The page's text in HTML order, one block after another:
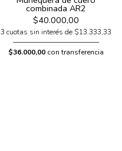
combinada AR2
$40.000,00
3 cuotas sin interés de $13.333,33
$36.000,00 con transferencia